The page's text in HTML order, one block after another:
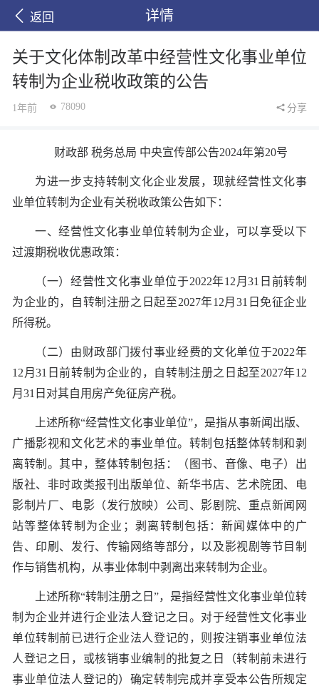
返回 详情
关于文化体制改革中经营性文化事业单位
转制为企业税收政策的公告
1年前 78090 分享
财政部 税务总局 中央宣传部公告2024年第20号
为进一步支持转制文化企业发展，现就经营性文化事
业单位转制为企业有关税收政策公告如下：
一、经营性文化事业单位转制为企业，可以享受以下
过渡期税收优惠政策：
（一）经营性文化事业单位于2022年12月31日前转制
为企业的，自转制注册之日起至2027年12月31日免征企业
所得税。
（二）由财政部门拨付事业经费的文化单位于2022年
12月31日前转制为企业的，自转制注册之日起至2027年12
月31日对其自用房产免征房产税。
上述所称“经营性文化事业单位”，是指从事新闻出版、
广播影视和文化艺术的事业单位。转制包括整体转制和剥
离转制。其中，整体转制包括：（图书、音像、电子）出
版社、非时政类报刊出版单位、新华书店、艺术院团、电
影制片厂、电影（发行放映）公司、影剧院、重点新闻网
站等整体转制为企业；剥离转制包括：新闻媒体中的广
告、印刷、发行、传输网络等部分，以及影视剧等节目制
作与销售机构，从事业体制中剥离出来转制为企业。
上述所称“转制注册之日”，是指经营性文化事业单位转
制为企业并进行企业法人登记之日。对于经营性文化事业
单位转制前已进行企业法人登记的，则按注销事业单位法
人登记之日，或核销事业编制的批复之日（转制前未进行
事业单位法人登记的）确定转制完成并享受本公告所规定